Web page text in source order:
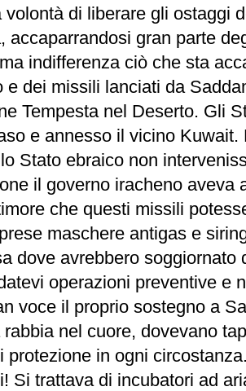
volontà di liberare gli ostaggi
accaparrandosi gran parte
indifferenza ciò che sta
e dei missili lanciati da
Tempesta nel Deserto. Gli
e annesso il vicino
Stato ebraico non
il governo iracheno
che questi missili
maschere antigas e
dove avrebbero
operazioni preventive e
voce il proprio sostegno a
nel cuore, dovevano
protezione in ogni
Si trattava di incubatori ad